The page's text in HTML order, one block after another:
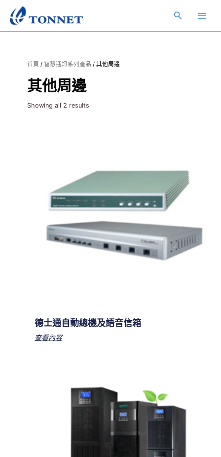
搜
尋
首頁 / 智慧通訊系列產品 / 其他周邊
其他周邊
Showing all 2 results
德士通自動總機及語音信箱
查看內容